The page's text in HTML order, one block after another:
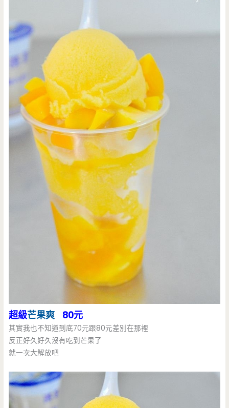
超級芒果爽 80元
其實我也不知道到底70元跟80元差別在那裡
反正好久好久沒有吃到芒果了
就一次大解放吧